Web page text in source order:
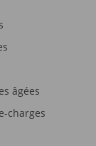
âgées
charges